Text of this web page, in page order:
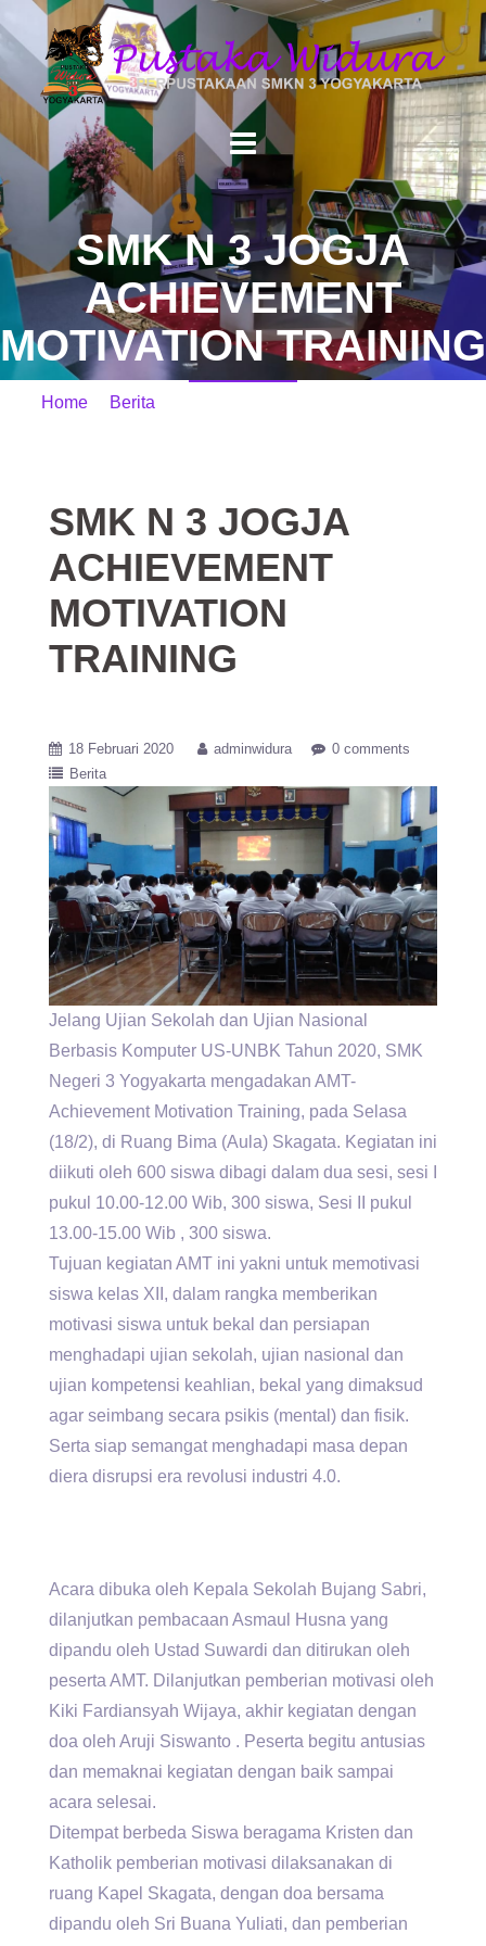
SMK N 3 JOGJA
ACHIEVEMENT
MOTIVATION TRAINING
Home Berita
SMK N 3 JOGJA
ACHIEVEMENT
MOTIVATION
TRAINING
18 Februari 2020 adminwidura
0 comments
Berita
Jelang Ujian Sekolah dan Ujian Nasional
Berbasis Komputer US-UNBK Tahun 2020, SMK
Negeri 3 Yogyakarta mengadakan AMT-
Achievement Motivation Training, pada Selasa
(18/2), di Ruang Bima (Aula) Skagata. Kegiatan ini
diikuti oleh 600 siswa dibagi dalam dua sesi, sesi I
pukul 10.00-12.00 Wib, 300 siswa, Sesi II pukul
13.00-15.00 Wib , 300 siswa.
Tujuan kegiatan AMT ini yakni untuk memotivasi
siswa kelas XII, dalam rangka memberikan
motivasi siswa untuk bekal dan persiapan
menghadapi ujian sekolah, ujian nasional dan
ujian kompetensi keahlian, bekal yang dimaksud
agar seimbang secara psikis (mental) dan fisik.
Serta siap semangat menghadapi masa depan
diera disrupsi era revolusi industri 4.0.
Acara dibuka oleh Kepala Sekolah Bujang Sabri,
dilanjutkan pembacaan Asmaul Husna yang
dipandu oleh Ustad Suwardi dan ditirukan oleh
peserta AMT. Dilanjutkan pemberian motivasi oleh
Kiki Fardiansyah Wijaya, akhir kegiatan dengan
doa oleh Aruji Siswanto . Peserta begitu antusias
dan memaknai kegiatan dengan baik sampai
acara selesai.
Ditempat berbeda Siswa beragama Kristen dan
Katholik pemberian motivasi dilaksanakan di
ruang Kapel Skagata, dengan doa bersama
dipandu oleh Sri Buana Yuliati, dan pemberian